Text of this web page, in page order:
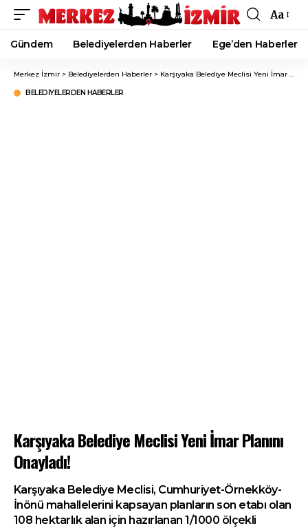
Font
Resizer
Aa
Gündem Belediyelerden Haberler Ege’den Haberler
Merkez İzmir > Belediyelerden Haberler > Karşıyaka Belediye Meclisi Yeni İmar Planını Onayladı!
BELEDIYELERDEN HABERLER
Karşıyaka Belediye Meclisi Yeni İmar Planını
Onayladı!
Karşıyaka Belediye Meclisi, Cumhuriyet-Örnekköy-
İnönü mahallelerini kapsayan planların son etabı olan
108 hektarlık alan için hazırlanan 1/1000 ölçekli